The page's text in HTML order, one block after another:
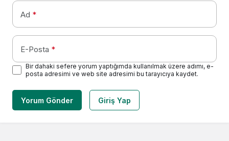
Ad *
E-Posta *
Bir dahaki sefere yorum yaptığımda kullanılmak üzere adımı, e-
posta adresimi ve web site adresimi bu tarayıcıya kaydet.
Yorum Gönder Giriş Yap